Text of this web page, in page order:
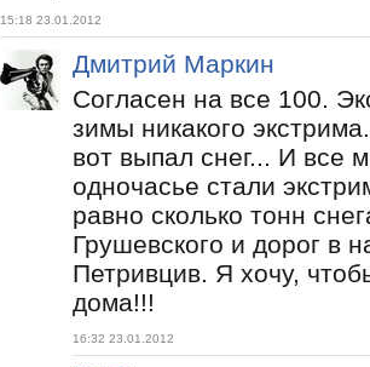
15:18 23.01.2012
Дмитрий Маркин
Согласен на все 100.
зимы никакого
вот выпал снег... И все
одночасье стали
равно сколько тонн
Грушевского и дорог в
Петривцив. Я хочу,
дома!!!
16:32 23.01.2012